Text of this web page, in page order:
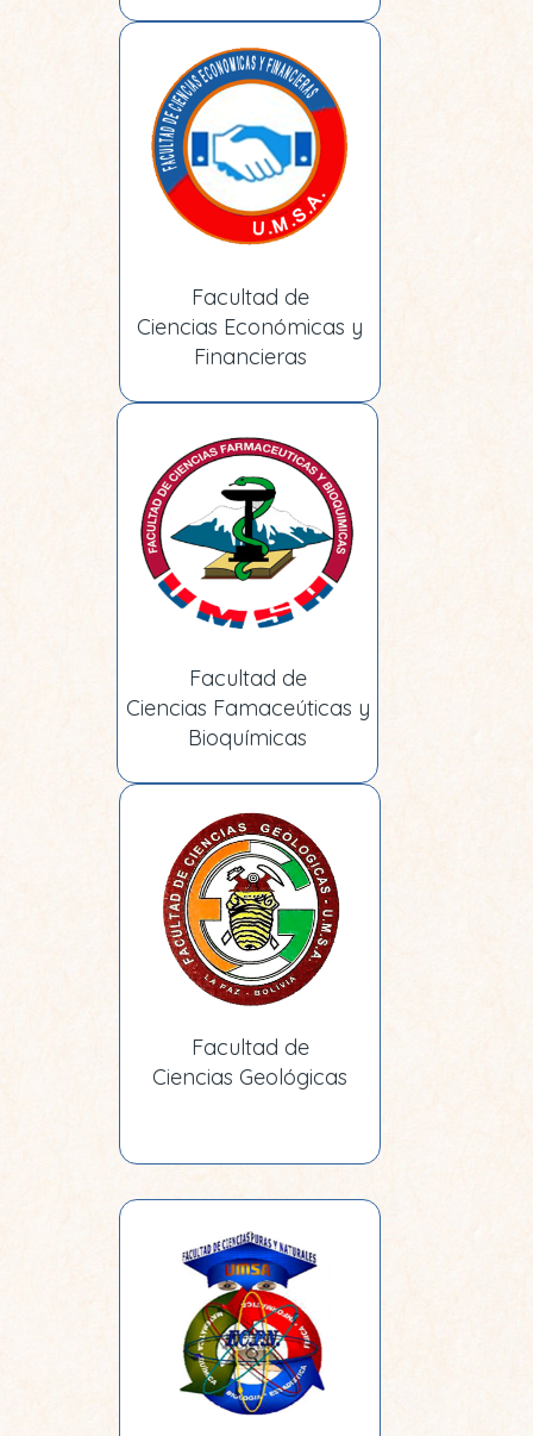
Facultad de
Ciencias Económicas y
Financieras
Facultad de
Ciencias Famaceúticas y
Bioquímicas
Facultad de
Ciencias Geológicas